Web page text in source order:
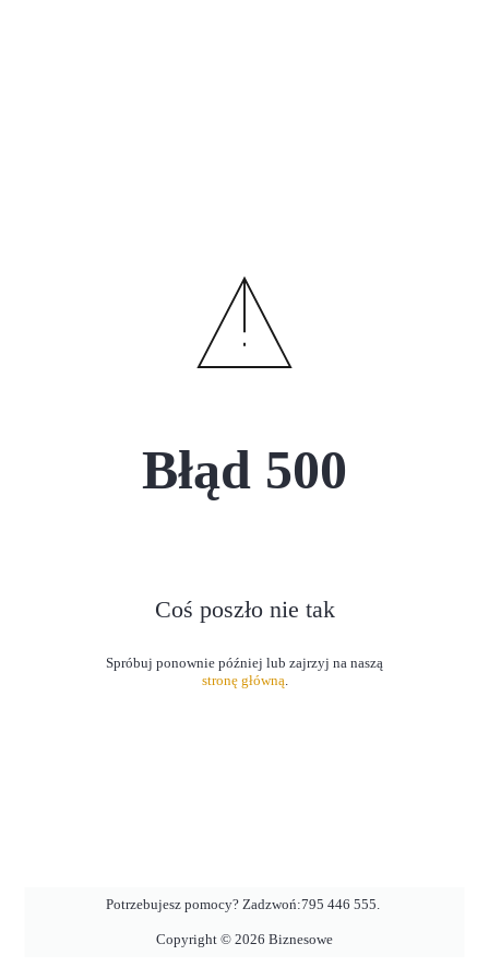
Błąd 500
Coś poszło nie tak
stronę główną.
Potrzebujesz pomocy? Zadzwoń:795 446 555.
Copyright © 2026 Biznesowe